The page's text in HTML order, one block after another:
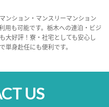
ンション・マンスリーマンション
用も可能です。栃木への連泊・ビジ
大好評！寮・社宅としても安心し
単身赴任にも便利です。
US